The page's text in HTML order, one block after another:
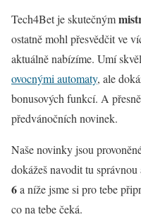
Tech4Bet je skutečným
ostatně mohl přesvědčit ve
aktuálně nabízíme. Umí
ovocnými automaty, ale
bonusových funkcí. A
předvánočních novinek.
Naše novinky jsou
dokážeš navodit tu správnou
6a níže jsme si pro tebe
co na tebe čeká.